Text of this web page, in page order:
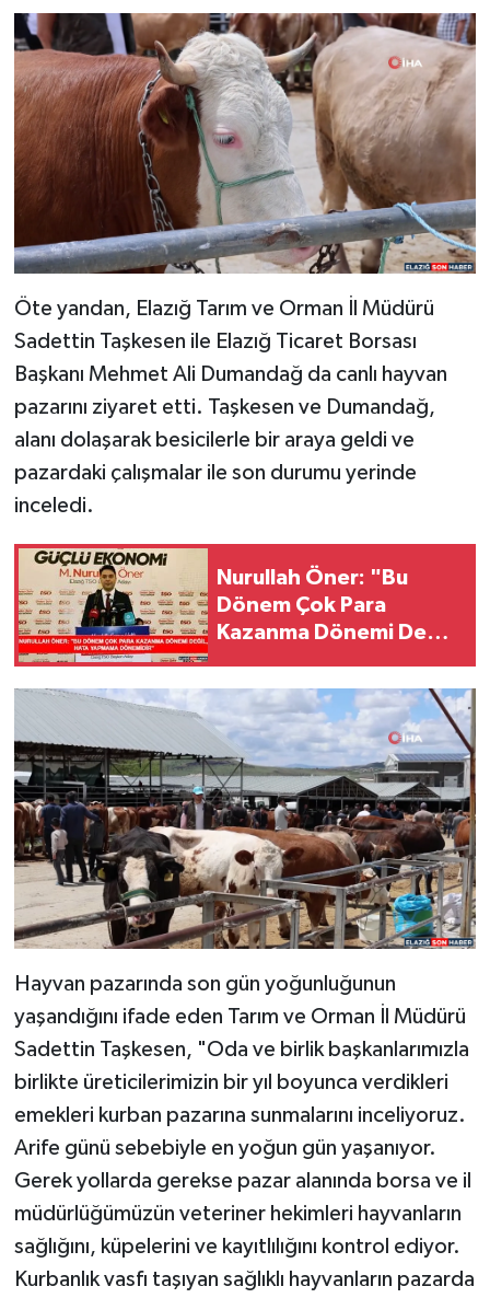
Öte yandan, Elazığ Tarım ve Orman İl Müdürü
Sadettin Taşkesen ile Elazığ Ticaret Borsası
Başkanı Mehmet Ali Dumandağ da canlı hayvan
pazarını ziyaret etti. Taşkesen ve Dumandağ,
alanı dolaşarak besicilerle bir araya geldi ve
pazardaki çalışmalar ile son durumu yerinde
inceledi.
Nurullah Öner: "Bu
Dönem Çok Para
Kazanma Dönemi Değil,
Dönemidir"
Hayvan pazarında son gün yoğunluğunun
yaşandığını ifade eden Tarım ve Orman İl Müdürü
Sadettin Taşkesen, "Oda ve birlik başkanlarımızla
birlikte üreticilerimizin bir yıl boyunca verdikleri
emekleri kurban pazarına sunmalarını inceliyoruz.
Arife günü sebebiyle en yoğun gün yaşanıyor.
Gerek yollarda gerekse pazar alanında borsa ve il
müdürlüğümüzün veteriner hekimleri hayvanların
sağlığını, küpelerini ve kayıtlılığını kontrol ediyor.
Kurbanlık vasfı taşıyan sağlıklı hayvanların pazarda